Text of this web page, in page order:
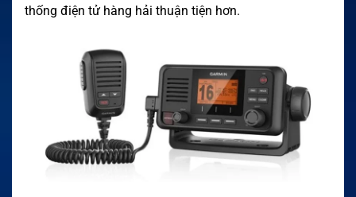
thống điện tử hàng hải thuận tiện hơn.